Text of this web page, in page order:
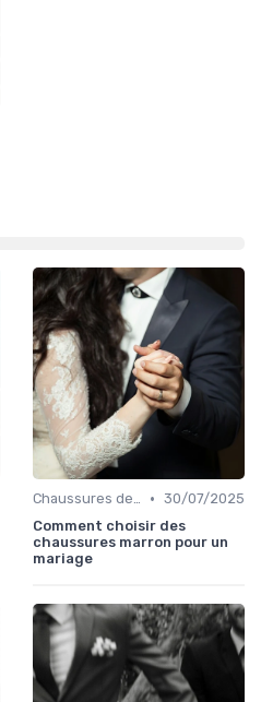
Chaussures de Mariage • 30/07/2025
Comment choisir des
chaussures marron pour un
mariage